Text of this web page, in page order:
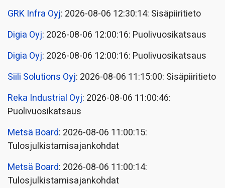
GRK Infra Oyj: 2026-08-06 12:30:14: Sisäpiiritieto
Digia Oyj: 2026-08-06 12:00:16: Puolivuosikatsaus
Digia Oyj: 2026-08-06 12:00:16: Puolivuosikatsaus
Siili Solutions Oyj: 2026-08-06 11:15:00: Sisäpiiritieto
Reka Industrial Oyj: 2026-08-06 11:00:46:
Puolivuosikatsaus
Metsä Board: 2026-08-06 11:00:15:
Tulosjulkistamisajankohdat
Metsä Board: 2026-08-06 11:00:14:
Tulosjulkistamisajankohdat